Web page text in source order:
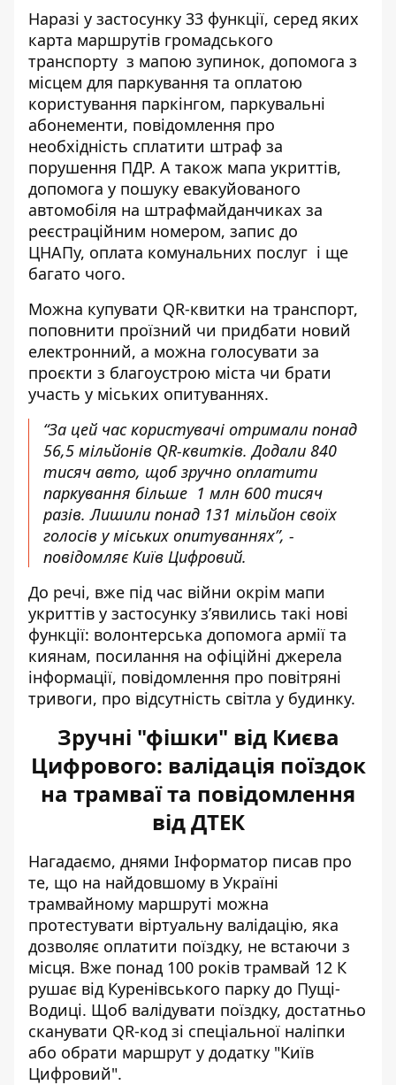
Наразі у застосунку 33 функції, серед яких
карта маршрутів громадського
транспорту з мапою зупинок, допомога з
місцем для паркування та оплатою
користування паркінгом, паркувальні
абонементи, повідомлення про
необхідність сплатити штраф за
порушення ПДР. А також мапа укриттів,
допомога у пошуку евакуйованого
автомобіля на штрафмайданчиках за
реєстраційним номером, запис до
ЦНАПу, оплата комунальних послуг і ще
багато чого.
Можна купувати QR-квитки на транспорт,
поповнити проїзний чи придбати новий
електронний, а можна голосувати за
проєкти з благоустрою міста чи брати
участь у міських опитуваннях.
“За цей час користувачі отримали понад
56,5 мільйонів QR-квитків. Додали 840
тисяч авто, щоб зручно оплатити
паркування більше 1 млн 600 тисяч
разів. Лишили понад 131 мільйон своїх
голосів у міських опитуваннях”, -
повідомляє Київ Цифровий.
До речі, вже під час війни окрім мапи
укриттів у застосунку з’явились такі нові
функції: волонтерська допомога армії та
киянам, посилання на офіційні джерела
інформації, повідомлення про повітряні
тривоги, про відсутність світла у будинку.
Зручні "фішки" від Києва
Цифрового: валідація поїздок
на трамваї та повідомлення
від ДТЕК
Нагадаємо, днями Інформатор писав про
те, що на найдовшому в Україні
трамвайному маршруті можна
протестувати віртуальну валідацію, яка
дозволяє оплатити поїздку, не встаючи з
місця. Вже понад 100 років трамвай 12 К
рушає від Куренівського парку до Пущі-
Водиці. Щоб валідувати поїздку, достатньо
сканувати QR-код зі спеціальної наліпки
або обрати маршрут у додатку "Київ
Цифровий".